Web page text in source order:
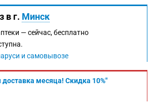
в г. Минск
—сейчас, бесплатно
и самовывозе
месяца! Скидка 10%"